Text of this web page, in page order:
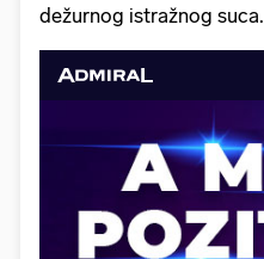
dežurnog istražnog suca.